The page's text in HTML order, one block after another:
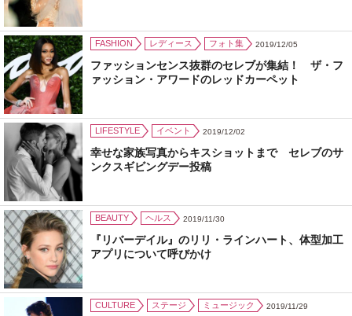
FASHION レディース フォト集 2019/12/05
ファッションセンス抜群のセレブが集結！ ザ・フ
ァッション・アワードのレッドカーペット
LIFESTYLE イベント 2019/12/02
幸せな家族写真からキスショットまで セレブのサ
ンクスギビングデー投稿
BEAUTY ヘルス 2019/11/30
『リバーデイル』のリリ・ラインハート、体型加工
アプリについて呼びかけ
CULTURE ステージ ミュージック 2019/11/29